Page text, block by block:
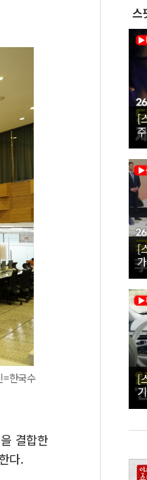
=한국수
결합한
다.
스
[
[
[